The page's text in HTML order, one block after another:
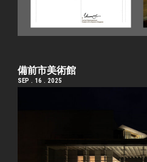
備前市美術館
SEP . 16 . 2025